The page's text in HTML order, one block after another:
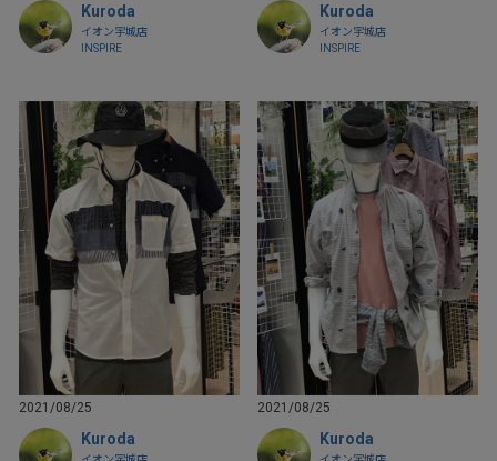
Kuroda
イオン宇城店
INSPIRE
Kuroda
イオン宇城店
INSPIRE
2021/08/25
Kuroda
2021/08/25
Kuroda